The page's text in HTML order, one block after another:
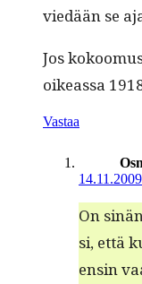
viedään se
Jos
oike­as­sa
Vastaa
On
si, että
ensin